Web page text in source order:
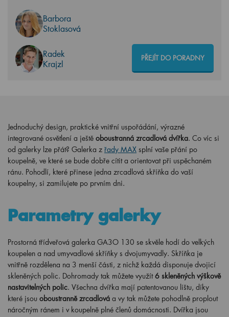
Barbora
Stoklasová
Radek
Krajzl
PŘEJÍT DO PORADNY
Jednoduchý design, praktické vnitřní uspořádání, výrazné
integrované osvětlení a ještě oboustranná zrcadlová dvířka. Co víc si
od galerky lze přát? Galerka z řady MAX splní vaše přání po
koupelně, ve které se bude dobře cítit a orientovat při uspěchaném
ránu. Pohodlí, které přinese jedna zrcadlová skříňka do vaší
koupelny, si zamilujete po prvním dni.
Parametry galerky
Prostorná třídveřová galerka GA3O 130 se skvěle hodí do velkých
koupelen a nad umyvadlové skříňky s dvojumyvadly. Skříňka je
vnitřně rozdělena na 3 menší části, z nichž každá disponuje dvojicí
skleněných polic. Dohromady tak můžete využít 6 skleněných výškově
nastavitelných polic. Všechna dvířka mají patentovanou lištu, díky
které jsou oboustranně zrcadlová a vy tak můžete pohodlně proplout
náročným ránem i v koupelně plné členů domácnosti. Dvířka jsou